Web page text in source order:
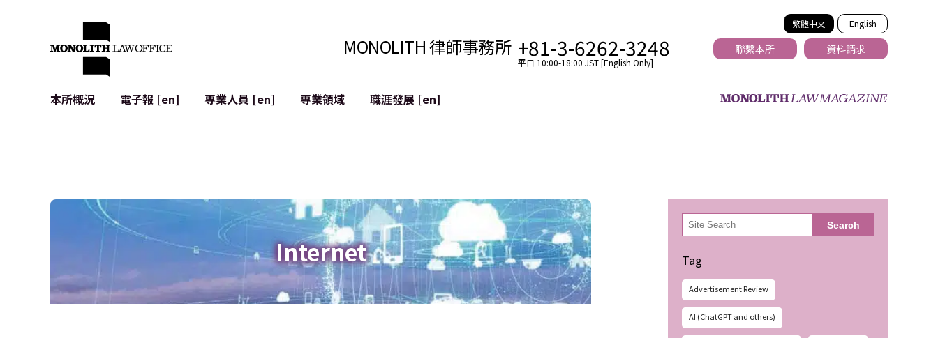
繁體中文 English
MONOLITH 律師事務所 +81-3-6262-3248
平日 10:00-18:00 JST [English Only]
聯繫本所 資料請求
本所概況
電子報 [en] 專業人員 [en]
專業領域
個人資料保護
AI（例如ChatGPT等)
網絡犯罪
緩解聲譽損害
職涯發展 [en]
Internet
検
索 Search
Tag
Advertisement Review
AI (ChatGPT and others)